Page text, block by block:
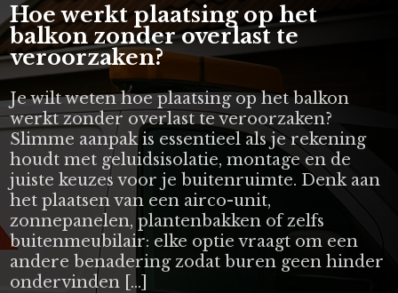
Hoe werkt plaatsing op het
balkon zonder overlast te
veroorzaken?
Je wilt weten hoe plaatsing op het balkon
werkt zonder overlast te veroorzaken?
Slimme aanpak is essentieel als je rekening
houdt met geluidsisolatie, montage en de
juiste keuzes voor je buitenruimte. Denk aan
het plaatsen van een airco-unit,
zonnepanelen, plantenbakken of zelfs
buitenmeubilair: elke optie vraagt om een
andere benadering zodat buren geen hinder
ondervinden […]